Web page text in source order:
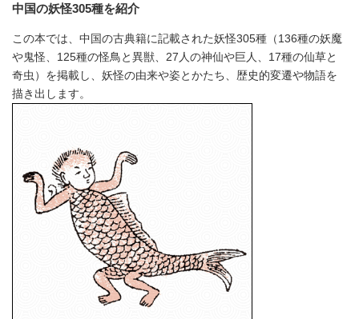
中国の妖怪305種を紹介
この本では、中国の古典籍に記載された妖怪305種（136種の妖魔
や鬼怪、125種の怪鳥と異獣、27人の神仙や巨人、17種の仙草と
奇虫）を掲載し、妖怪の由来や姿とかたち、歴史的変遷や物語を
描き出します。